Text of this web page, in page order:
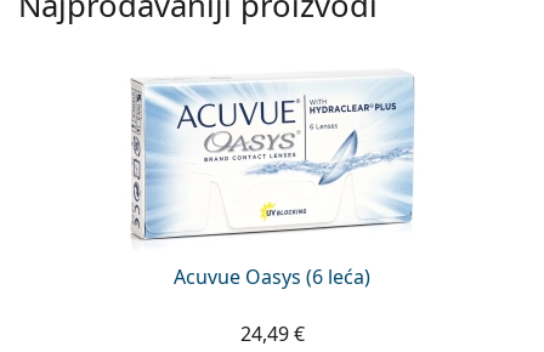
Acuvue Oasys (6 leća)
24,49 €